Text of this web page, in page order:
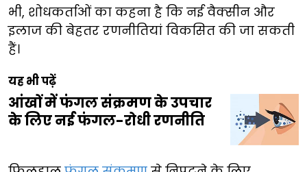
भी, शोधकर्ताओं का कहना है कि नई वैक्सीन और
इलाज की बेहतर रणनीतियां विकसित की जा सकती
हैं।
यह भी पढ़ें
आंखों में फंगल संक्रमण के उपचार
के लिए नई फंगल-रोधी रणनीति